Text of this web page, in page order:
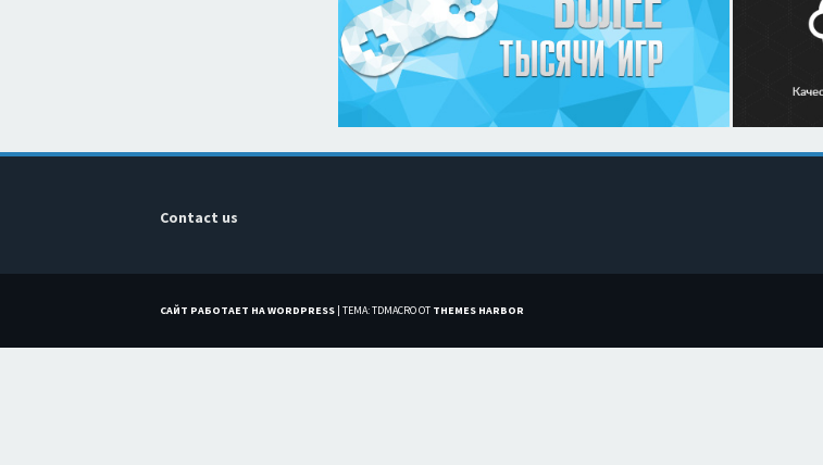
Contact us
САЙТ РАБОТАЕТ НА WORDPRESS | ТЕМА: TDMACRO ОТ THEMES HARBOR